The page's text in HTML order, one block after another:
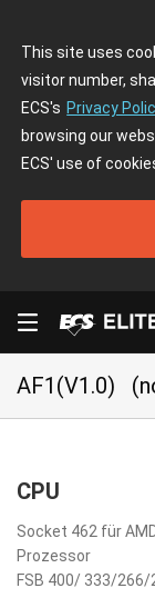
This site uses
visitor number,
ECS's Privacy
browsing our
ECS' use of
AF1(V1.0)
CPU
Socket 462 für
Prozessor
FSB 400/ 333/266/